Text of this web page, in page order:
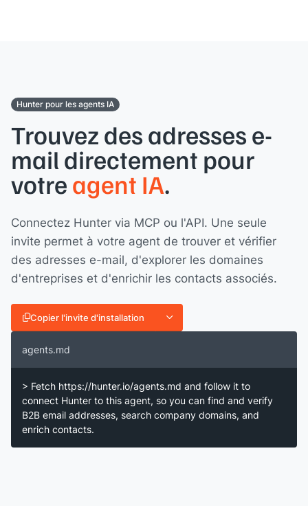
Hunter pour les agents IA
Trouvez des adresses e-
mail directement pour
votre agent IA.
Connectez Hunter via MCP ou l'API. Une seule
invite permet à votre agent de trouver et vérifier
des adresses e-mail, d'explorer les domaines
d'entreprises et d'enrichir les contacts associés.
Copier l'invite d'installation
agents.md
> Fetch https://hunter.io/agents.md and follow it to
connect Hunter to this agent, so you can find and verify
B2B email addresses, search company domains, and
enrich contacts.